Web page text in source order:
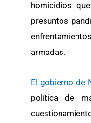
homicidios
presuntos
armadas.
El gobierno de
política de